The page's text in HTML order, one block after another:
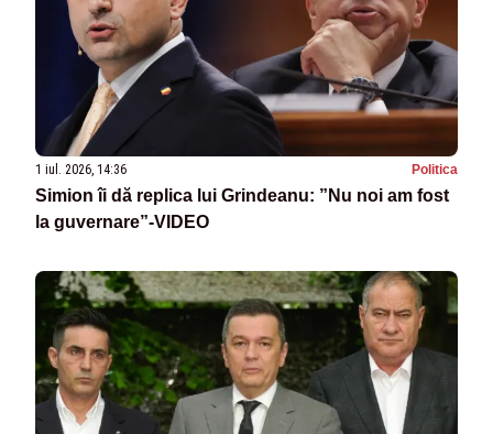
1 iul. 2026, 14:36 Politica
Simion îi dă replica lui Grindeanu: ”Nu noi am fost
la guvernare”-VIDEO